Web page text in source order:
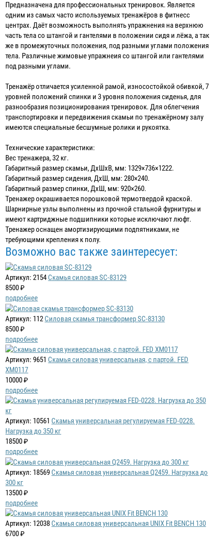
Предназначена для профессиональных тренировок. Является
одним из самых часто используемых тренажёров в фитнесс
центрах. Даёт возможность выполнять упражнения на верхнюю
часть тела со штангой и гантелями в положении сидя и лёжа, а так
же в промежуточных положения, под разными углами положения
тела. Различные жимовые упражнеия со штангой или гантелями
под разными углами.
Тренажёр отличается усиленной рамой, износостойкой обивкой, 7
уровней положений спинки и 3 уровня положения сиденья, для
разнообразия позиционирования тренировок. Для облегчения
транспортировки и передвижения скамьи по тренажёрному залу
имеются специальные бесшумные ролики и рукоятка.
Технические характеристики:
Вес тренажера, 32 кг.
Габаритный размер скамьи, ДхШхВ, мм: 1329×736×1222.
Габаритный размер сидения, ДхШ, мм: 280×240.
Габаритный размер спинки, ДхШ, мм: 920×260.
Тренажер окрашивается порошковой термотвердой краской.
Шарнирные узлы выполнены из прочной стальной фурнитуры и
имеют картриджные подшипники которые исключают люфт.
Тренажер оснащен амортизирующими подпятниками, не
требующими крепления к полу.
Возможно вас также заинтересует:
Артикул: 2154 Скамья силовая SC-83129
8500 ₽
подробнее
Артикул: 112 Силовая скамья трансформер SC-83130
8500 ₽
подробнее
Артикул: 9651 Скамья силовая универсальная, с партой. FED
XM0117
10000 ₽
подробнее
Артикул: 10561 Скамья универсальная регулируемая FED-0228.
Нагрузка до 350 кг
18500 ₽
подробнее
Артикул: 18569 Скамья силовая универсальная Q2459. Нагрузка до
300 кг
13500 ₽
подробнее
Артикул: 12038 Скамья силовая универсальная UNIX Fit BENCH 130
6700 ₽